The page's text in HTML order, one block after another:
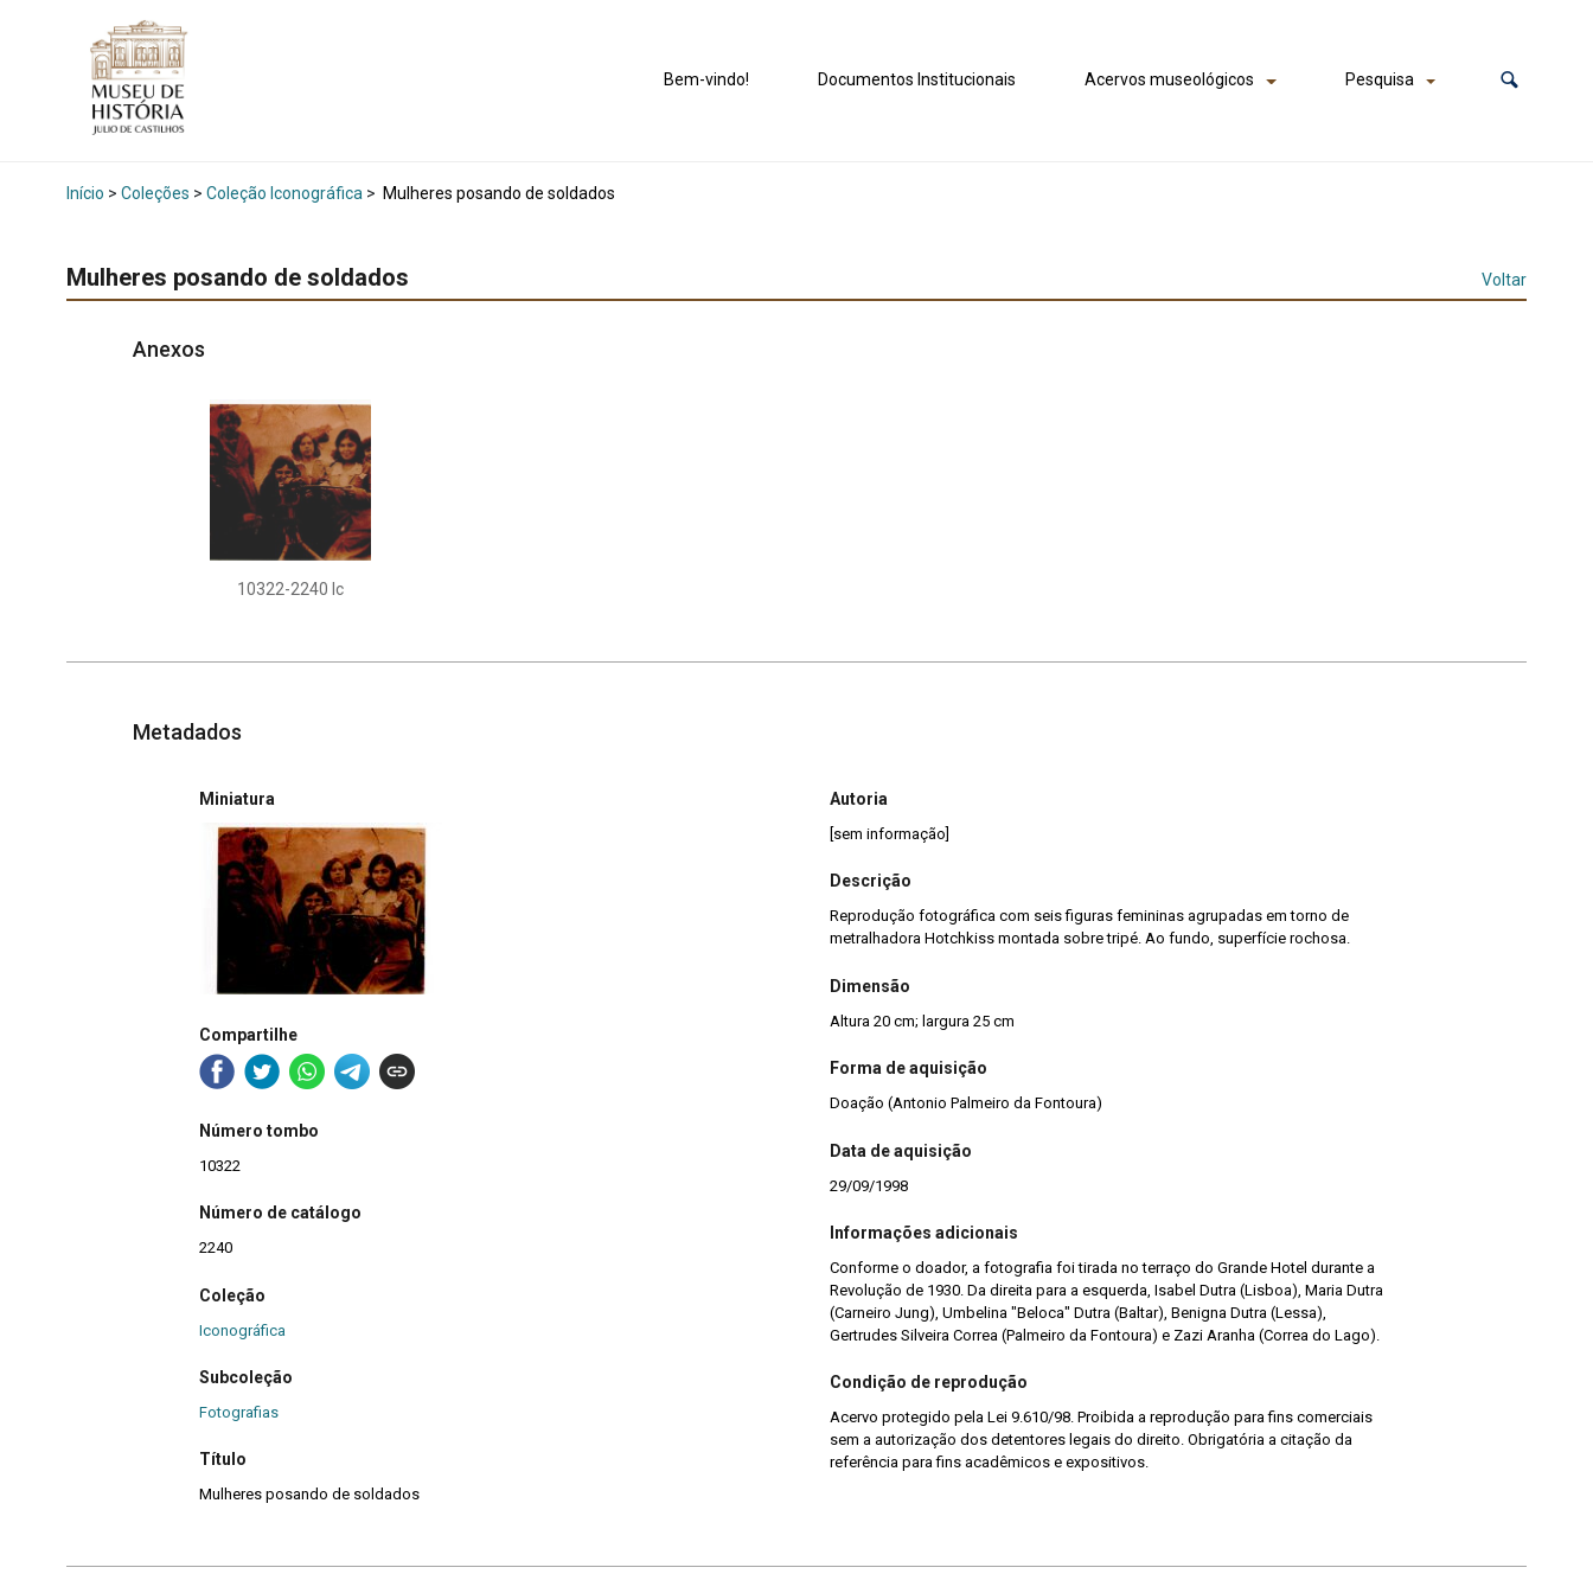
Bem-vindo! Documentos Institucionais Acervos museológicos Pesquisa
Início > Coleções > Coleção Iconográfica > Mulheres posando de soldados
Mulheres posando de soldados Voltar
Anexos
10322-2240 Ic
Metadados
Miniatura
Compartilhe
Número tombo
10322
Número de catálogo
2240
Coleção
Iconográfica
Subcoleção
Fotografias
Título
Mulheres posando de soldados
Autoria
[sem informação]
Descrição
Reprodução fotográfica com seis figuras femininas agrupadas em torno de
metralhadora Hotchkiss montada sobre tripé. Ao fundo, superfície rochosa.
Dimensão
Altura 20 cm; largura 25 cm
Forma de aquisição
Doação (Antonio Palmeiro da Fontoura)
Data de aquisição
29/09/1998
Informações adicionais
Conforme o doador, a fotografia foi tirada no terraço do Grande Hotel durante a
Revolução de 1930. Da direita para a esquerda, Isabel Dutra (Lisboa), Maria Dutra
(Carneiro Jung), Umbelina "Beloca" Dutra (Baltar), Benigna Dutra (Lessa),
Gertrudes Silveira Correa (Palmeiro da Fontoura) e Zazi Aranha (Correa do Lago).
Condição de reprodução
Acervo protegido pela Lei 9.610/98. Proibida a reprodução para fins comerciais
sem a autorização dos detentores legais do direito. Obrigatória a citação da
referência para fins acadêmicos e expositivos.